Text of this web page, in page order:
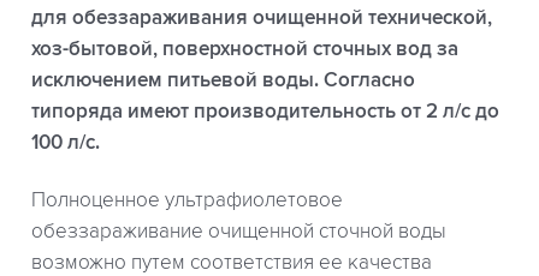
для обеззараживания очищенной технической,
хоз-бытовой, поверхностной сточных вод за
исключением питьевой воды. Cогласно
типоряда имеют производительность от 2 л/с до
100 л/с.
Полноценное ультрафиолетовое
обеззараживание очищенной сточной воды
возможно путем соответствия ее качества